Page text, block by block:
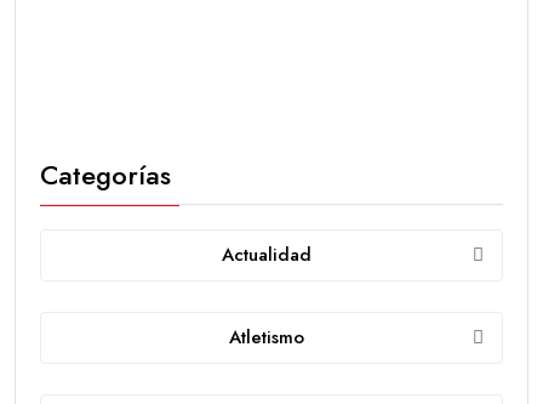
Categorías
Actualidad
Atletismo